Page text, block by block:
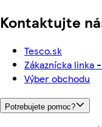
Kontaktujte
Tesco.sk
Zákaznícka linka
Výber obchodu
Potrebujete pomoc?